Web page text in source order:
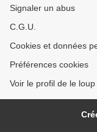
Signaler un abus
C.G.U.
Cookies et données
Préférences cookies
Voir le profil de le